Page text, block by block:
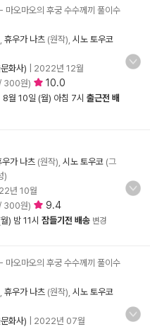
- 마오마오의 후궁 수수께끼 풀이수
휴우가 나츠 (원작), 시노 토우코
화사)
2022년 12월
300원) 10.0
8월 10일 (월) 아침 7시 출근전 배
우가 나츠 (원작), 시노 토우코 (그
)
년 10월
300원) 9.4
) 밤 11시 잠들기전 배송 변경
- 마오마오의 후궁 수수께끼 풀이수
휴우가 나츠 (원작), 시노 토우코
화사)
2022년 07월